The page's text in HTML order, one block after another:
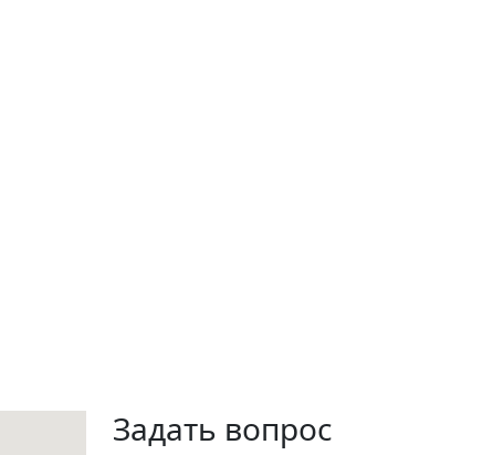
Задать вопрос